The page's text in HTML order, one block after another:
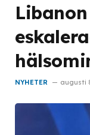
NYHETER augusti